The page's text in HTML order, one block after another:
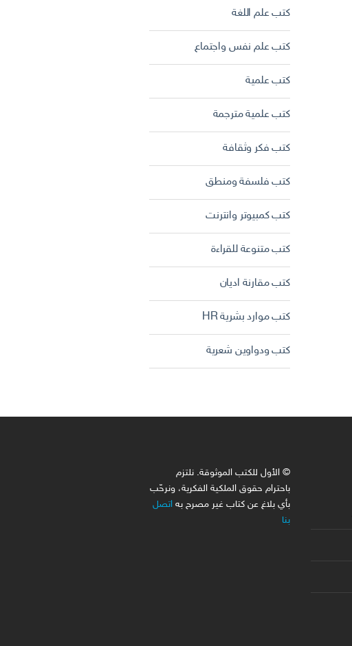
كتب علم اللغة
كتب علم نفس واجتماع
كتب علمية
كتب علمية مترجمة
كتب فكر وثقافة
كتب فلسفة ومنطق
كتب كمبيوتر وانترنت
كتب متنوعة للقراءة
كتب مقارنة اديان
كتب موارد بشرية HR
كتب ودواوين شعرية
© الأول للكتب الموثوقة. نلتزم
باحترام حقوق الملكية الفكرية، ونرحّب
بأي بلاغ عن كتاب غير مصرح به اتصل
بنا